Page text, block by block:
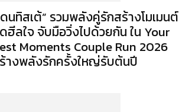
ดนทิสเต้” รวมพลังคู่รักสร้างโมเมนต์
ฮีลใจ จับมือวิ่งไปด้วยกัน ใน Your
Moments Couple Run 2026
างพลังรักครั้งใหญ่รับต้นปี